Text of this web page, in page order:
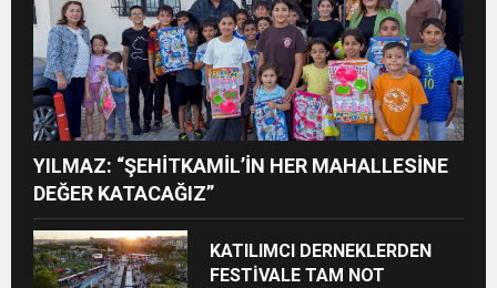
YILMAZ: “ŞEHİTKAMİL’İN HER MAHALLESİNE
DEĞER KATACAĞIZ”
KATILIMCI DERNEKLERDEN
FESTİVALE TAM NOT